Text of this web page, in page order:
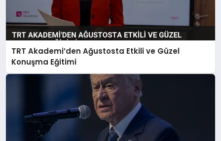
TRT Akademi’den Ağustosta Etkili ve Güzel
Konuşma Eğitimi